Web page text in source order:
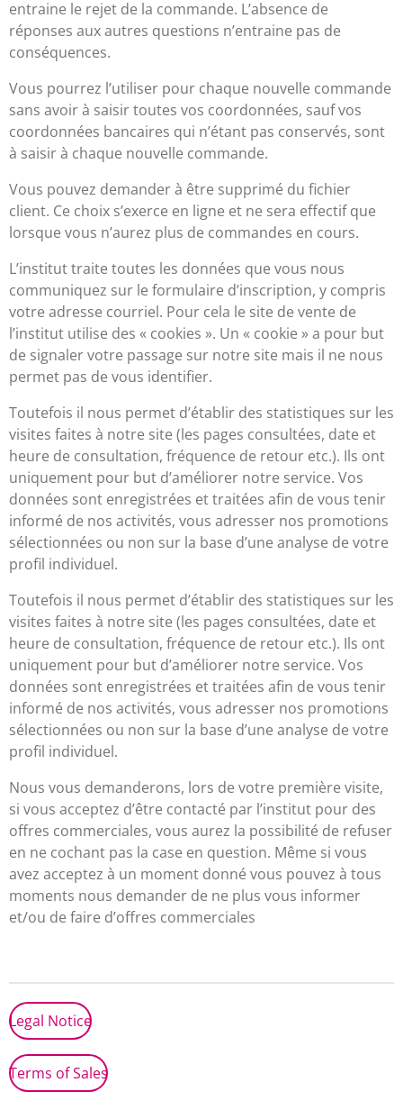
entraine le rejet de la commande. L’absence de
réponses aux autres questions n’entraine pas de
conséquences.
Vous pourrez l’utiliser pour chaque nouvelle commande
sans avoir à saisir toutes vos coordonnées, sauf vos
coordonnées bancaires qui n’étant pas conservés, sont
à saisir à chaque nouvelle commande.
Vous pouvez demander à être supprimé du fichier
client. Ce choix s’exerce en ligne et ne sera effectif que
lorsque vous n’aurez plus de commandes en cours.
L’institut traite toutes les données que vous nous
communiquez sur le formulaire d’inscription, y compris
votre adresse courriel. Pour cela le site de vente de
l’institut utilise des « cookies ». Un « cookie » a pour but
de signaler votre passage sur notre site mais il ne nous
permet pas de vous identifier.
Toutefois il nous permet d’établir des statistiques sur les
visites faites à notre site (les pages consultées, date et
heure de consultation, fréquence de retour etc.). Ils ont
uniquement pour but d’améliorer notre service. Vos
données sont enregistrées et traitées afin de vous tenir
informé de nos activités, vous adresser nos promotions
sélectionnées ou non sur la base d’une analyse de votre
profil individuel.
Toutefois il nous permet d’établir des statistiques sur les
visites faites à notre site (les pages consultées, date et
heure de consultation, fréquence de retour etc.). Ils ont
uniquement pour but d’améliorer notre service. Vos
données sont enregistrées et traitées afin de vous tenir
informé de nos activités, vous adresser nos promotions
sélectionnées ou non sur la base d’une analyse de votre
profil individuel.
Nous vous demanderons, lors de votre première visite,
si vous acceptez d’être contacté par l’institut pour des
offres commerciales, vous aurez la possibilité de refuser
en ne cochant pas la case en question. Même si vous
avez acceptez à un moment donné vous pouvez à tous
moments nous demander de ne plus vous informer
et/ou de faire d’offres commerciales
Legal Notice
Terms of Sales